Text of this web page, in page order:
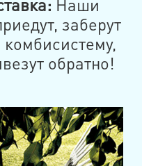
Наши
заберут
обратно!